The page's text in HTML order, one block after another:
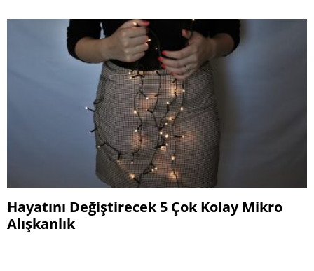
Hayatını Değiştirecek 5 Çok Kolay Mikro
Alışkanlık